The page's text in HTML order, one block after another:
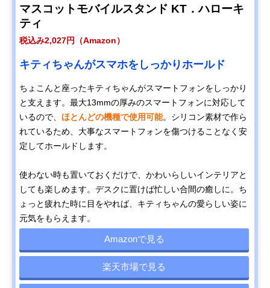
マスコットモバイルスタンド KT．ハローキ
ティ
税込み2,027円（Amazon）
キティちゃんがスマホをしっかりホールド
ちょこんと座ったキティちゃんがスマートフォンをしっかり
と支えます。最大13mmの厚みのスマートフォンに対応して
いるので、 ほとんどの機種で使用可能。シリコン素材で作ら
れているため、大事なスマートフォンを傷つけることなく安
定してホールドします。
使わない時も置いておくだけで、かわいらしいインテリアと
しても楽しめます。デスクに置けば忙しい合間の癒しに。ち
ょっと疲れた時に目をやれば、キティちゃんの愛らしい姿に
元気をもらえます。
Amazonで見る
楽天市場で見る